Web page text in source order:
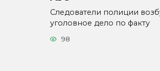
Следователи полиции
уголовное дело по факту
98